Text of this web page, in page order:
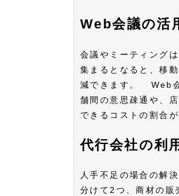
Web会議の活
会議やミーティング
集まるとなると、移
減できます。 Web会
舗間の意思疎通や、
できるコストの割合
代行会社の利用
人手不足の場合の解
分けて2つ、商材の販